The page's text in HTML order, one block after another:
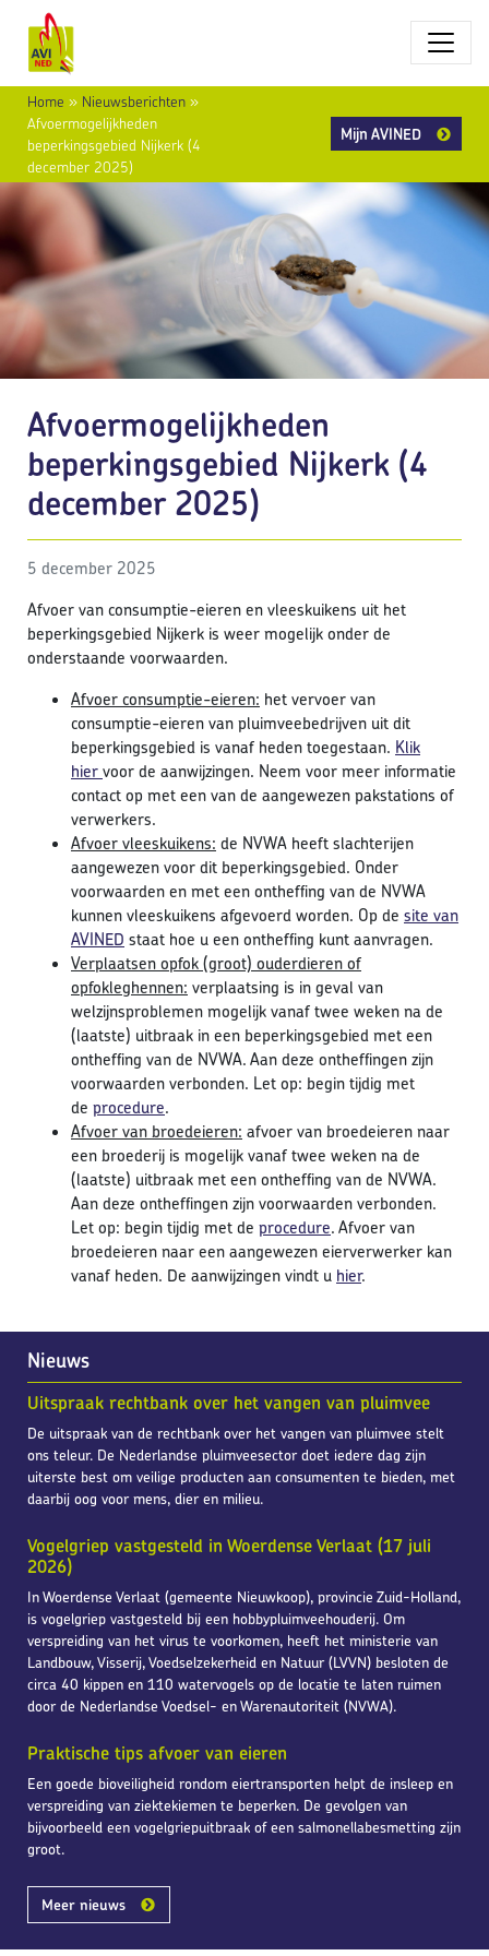
Home » Nieuwsberichten »
Afvoermogelijkheden
beperkingsgebied Nijkerk (4
december 2025)
Mijn AVINED
Nieuws
Uitspraak rechtbank over het vangen van pluimvee
De uitspraak van de rechtbank over het vangen van pluimvee stelt
ons teleur. De Nederlandse pluimveesector doet iedere dag zijn
uiterste best om veilige producten aan consumenten te bieden, met
daarbij oog voor mens, dier en milieu.
Vogelgriep vastgesteld in Woerdense Verlaat (17 juli
2026)
In Woerdense Verlaat (gemeente Nieuwkoop), provincie Zuid-Holland,
is vogelgriep vastgesteld bij een hobbypluimveehouderij. Om
verspreiding van het virus te voorkomen, heeft het ministerie van
Landbouw, Visserij, Voedselzekerheid en Natuur (LVVN) besloten de
circa 40 kippen en 110 watervogels op de locatie te laten ruimen
door de Nederlandse Voedsel- en Warenautoriteit (NVWA).
Praktische tips afvoer van eieren
Een goede bioveiligheid rondom eiertransporten helpt de insleep en
verspreiding van ziektekiemen te beperken. De gevolgen van
bijvoorbeeld een vogelgriepuitbraak of een salmonellabesmetting zijn
groot.
Meer nieuws
Afvoermogelijkheden
beperkingsgebied Nijkerk (4
december 2025)
5 december 2025
Afvoer van consumptie-eieren en vleeskuikens uit het
beperkingsgebied Nijkerk is weer mogelijk onder de
onderstaande voorwaarden.
Afvoer consumptie-eieren: het vervoer van
consumptie-eieren van pluimveebedrijven uit dit
beperkingsgebied is vanaf heden toegestaan. Klik
hiervoor de aanwijzingen. Neem voor meer informatie
contact op met een van de aangewezen pakstations of
verwerkers.
Afvoer vleeskuikens: de NVWA heeft slachterijen
aangewezen voor dit beperkingsgebied. Onder
voorwaarden en met een ontheffing van de NVWA
kunnen vleeskuikens afgevoerd worden. Op de site van
AVINED staat hoe u een ontheffing kunt aanvragen.
Verplaatsen opfok (groot) ouderdieren of
opfokleghennen: verplaatsing is in geval van
welzijnsproblemen mogelijk vanaf twee weken na de
(laatste) uitbraak in een beperkingsgebied met een
ontheffing van de NVWA. Aan deze ontheffingen zijn
voorwaarden verbonden. Let op: begin tijdig met
de procedure.
Afvoer van broedeieren: afvoer van broedeieren naar
een broederij is mogelijk vanaf twee weken na de
(laatste) uitbraak met een ontheffing van de NVWA.
Aan deze ontheffingen zijn voorwaarden verbonden.
Let op: begin tijdig met de procedure. Afvoer van
broedeieren naar een aangewezen eierverwerker kan
vanaf heden. De aanwijzingen vindt u hier.